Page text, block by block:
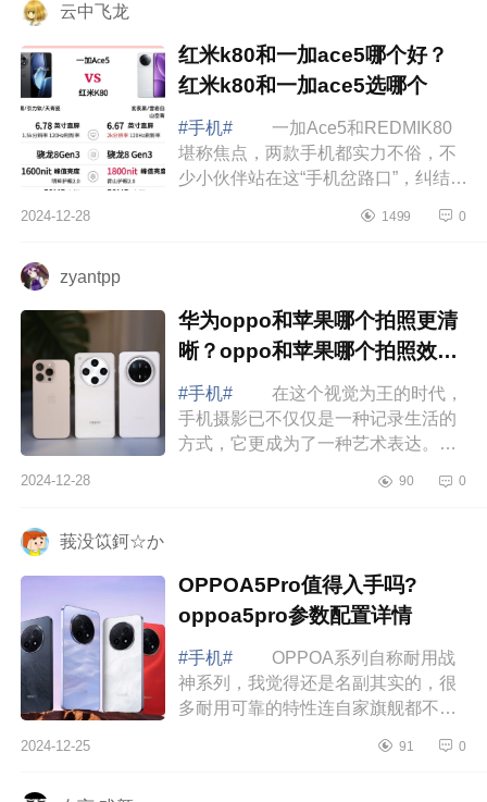
云中飞龙
红米k80和一加ace5哪个好？
红米k80和一加ace5选哪个
#手机#
一加Ace5和REDMIK80
堪称焦点，两款手机都实力不俗，不
少小伙伴站在这“手机岔路口”，纠结得
为大家介绍下红米k80和一加ace5哪
2024-12-28 1499 0
zyantpp
华为oppo和苹果哪个拍照更清
晰？oppo和苹果哪个拍照效果
好
#手机#
在这个视觉为王的时代，
手机摄影已不仅仅是一种记录生活的
方式，它更成为了一种艺术表达。随
能也在不断提升，甚至在某些方面已
2024-12-28 90 0
莪没笖鈳☆か
OPPOA5Pro值得入手吗?
oppoa5pro参数配置详情
#手机#
OPPOA系列自称耐用战
神系列，我觉得还是名副其实的，很
多耐用可靠的特性连自家旗舰都不一
大家介绍下OPPOA5Pro值得入手吗?
2024-12-25 91 0